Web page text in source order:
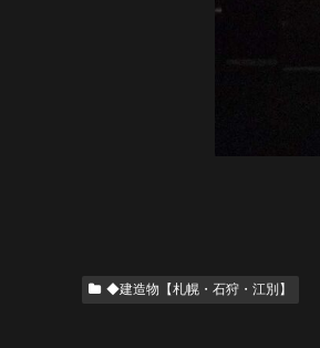
◆建造物【札幌・石狩・江別】